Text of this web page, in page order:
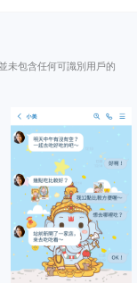
未包含任何可識別用戶的